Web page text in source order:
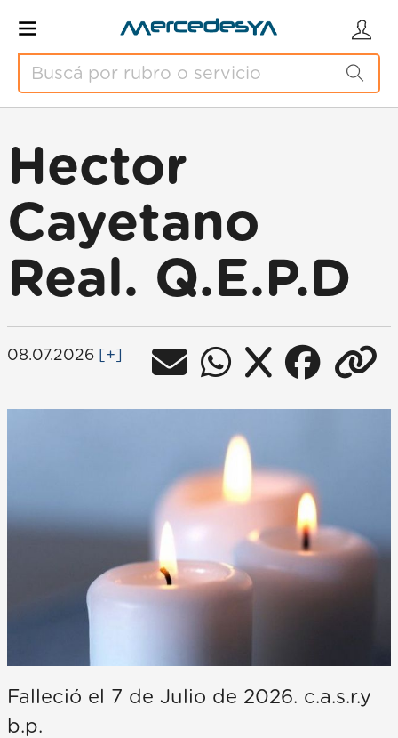
Hector
Cayetano
Real. Q.E.P.D
08.07.2026 [+]
Falleció el 7 de Julio de 2026. c.a.s.r.y
b.p.